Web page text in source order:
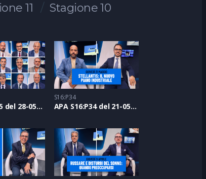
11
Stagione 10
APA S16:P35 del 28-05-2026
S16:P34
APA S16:P34 del 21-05-2026